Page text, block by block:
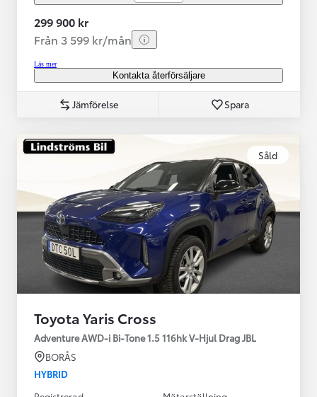
299 900 kr
Från 3 599 kr/mån
Läs mer
Kontakta återförsäljare
Jämförelse Spara
Såld
Toyota Yaris Cross
Adventure AWD-i Bi-Tone 1.5 116hk V-Hjul Drag JBL
BORÅS
HYBRID